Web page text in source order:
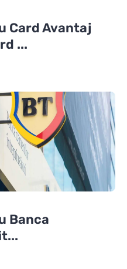
Card Avantaj
...
Banca